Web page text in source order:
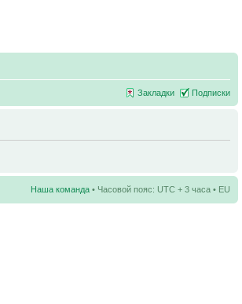
Закладки Подписки
Наша команда • Часовой пояс: UTC + 3 часа • EU